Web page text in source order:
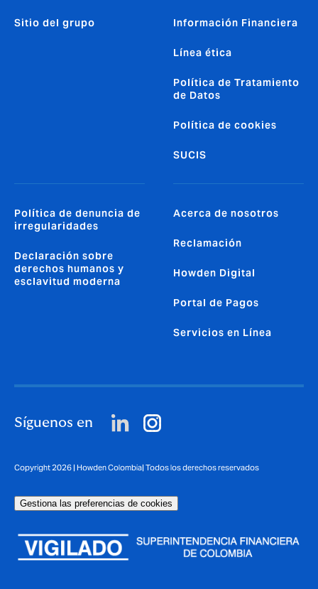
Sitio del grupo Información Financiera
Línea ética
Política de Tratamiento
de Datos
Política de cookies
SUCIS
Política de denuncia de
irregularidades
Declaración sobre
derechos humanos y
esclavitud moderna
Acerca de nosotros
Reclamación
Howden Digital
Portal de Pagos
Servicios en Línea
Síguenos en
Copyright 2026 | Howden Colombia| Todos los derechos reservados
Gestiona las preferencias de cookies